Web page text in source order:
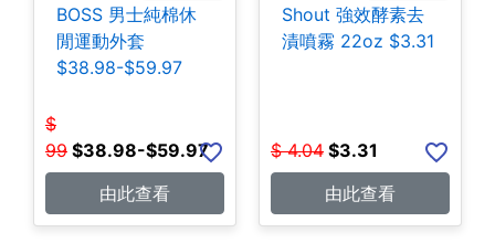
BOSS 男士純棉休
閒運動外套
$38.98-$59.97
$
99 $38.98-$59.97
由此查看
Shout 強效酵素去
漬噴霧 22oz $3.31
$ 4.04 $3.31
由此查看